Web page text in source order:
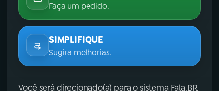
Faça um pedido.
SIMPLIFIQUE
Sugira melhorias.
Você será direcionado(a) para o sistema Fala.BR,